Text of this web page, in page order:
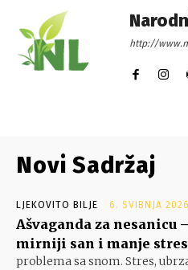
http://
Novi Sadržaj
LJEKOVITO BILJE 6. SVIBNJA
Ašvaganda za nesanicu
mirniji san i manje
problema sa snom. Stres,